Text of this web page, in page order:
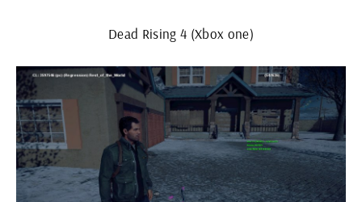
Dead Rising 4 (Xbox one)